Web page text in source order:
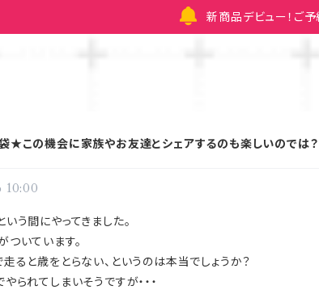
新商品デビュー！ご
★この機会に家族やお友達とシェアするのも楽しいのでは？
10:00
う間にやってきました。
いています。
ると歳をとらない、というのは本当でしょうか？
られてしまいそうですが・・・